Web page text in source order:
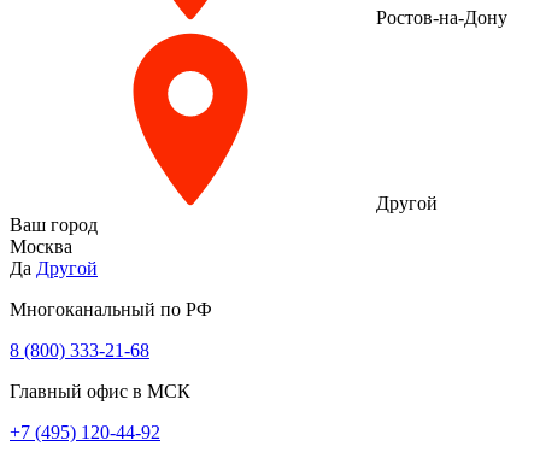
Ростов-на-Дону
Другой
Ваш город
Москва
Да Другой
Многоканальный по РФ
8 (800) 333‑21-68
Главный офис в МСК
+7 (495) 120-44-92